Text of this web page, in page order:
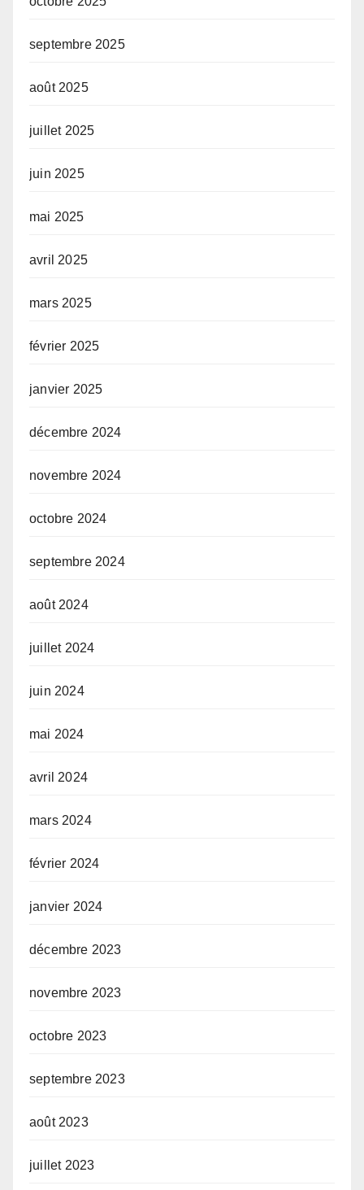
septembre 2025
août 2025
juillet 2025
juin 2025
mai 2025
avril 2025
mars 2025
février 2025
janvier 2025
décembre 2024
novembre 2024
octobre 2024
septembre 2024
août 2024
juillet 2024
juin 2024
mai 2024
avril 2024
mars 2024
février 2024
janvier 2024
décembre 2023
novembre 2023
octobre 2023
septembre 2023
août 2023
juillet 2023